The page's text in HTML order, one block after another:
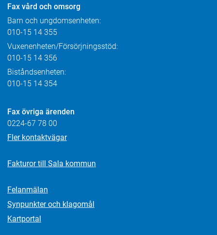
Fax vård och omsorg
Barn och ungdomsenheten:
010-15 14 355
Vuxenenheten/Försörjningsstöd:
010-15 14 356
Biståndsenheten:
010-15 14 354
Fax övriga ärenden
0224-67 78 00
Fler kontaktvägar
Fakturor till Sala kommun
Felanmälan
Synpunkter och klagomål
Kartportal